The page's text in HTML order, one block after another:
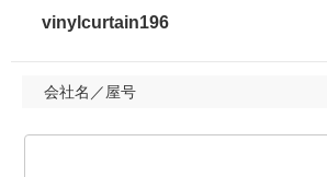
会社名／屋号